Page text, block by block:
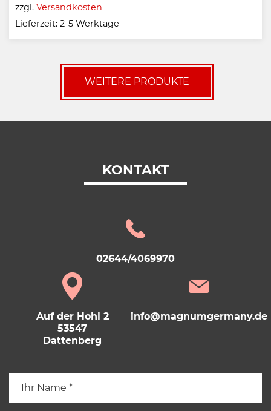
zzgl. Versandkosten
Lieferzeit: 2-5 Werktage
WEITERE PRODUKTE
KONTAKT
02644/4069970
Auf der Hohl 2
53547
Dattenberg
info@magnumgermany.de